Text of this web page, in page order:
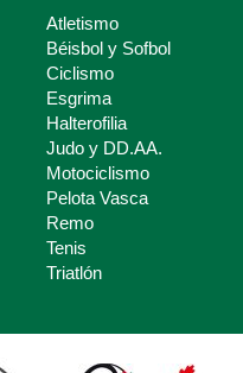
Atletismo
Béisbol y Sofbol
Ciclismo
Esgrima
Halterofilia
Judo y DD.AA.
Motociclismo
Pelota Vasca
Remo
Tenis
Triatlón